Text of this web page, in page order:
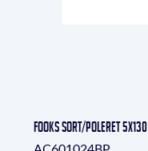
Fooks Sort/poleret 5x130